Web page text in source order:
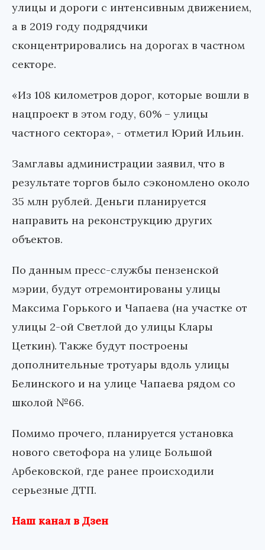
улицы и дороги с интенсивным движением,
а в 2019 году подрядчики
сконцентрировались на дорогах в частном
секторе.
«Из 108 километров дорог, которые вошли в
нацпроект в этом году, 60% – улицы
частного сектора», - отметил Юрий Ильин.
Замглавы администрации заявил, что в
результате торгов было сэкономлено около
35 млн рублей. Деньги планируется
направить на реконструкцию других
объектов.
По данным пресс-службы пензенской
мэрии, будут отремонтированы улицы
Максима Горького и Чапаева (на участке от
улицы 2-ой Светлой до улицы Клары
Цеткин). Также будут построены
дополнительные тротуары вдоль улицы
Белинского и на улице Чапаева рядом со
школой №66.
Помимо прочего, планируется установка
нового светофора на улице Большой
Арбековской, где ранее происходили
серьезные ДТП.
Наш канал в Дзен